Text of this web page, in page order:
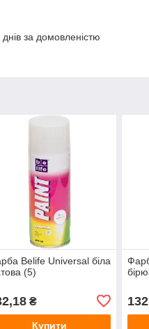
за домовленістю
Belife Universal біла
(5)
₴
Купити